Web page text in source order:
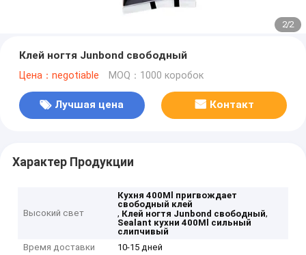
2/2
Клей ногтя Junbond свободный
Цена：negotiable MOQ：1000 коробок
Лучшая цена Контакт
Характер Продукции
Высокий свет
Кухня 400Ml пригвождает
свободный клей
, Клей ногтя Junbond свободный,
Sealant кухни 400Ml сильный
слипчивый
Время доставки
10-15 дней